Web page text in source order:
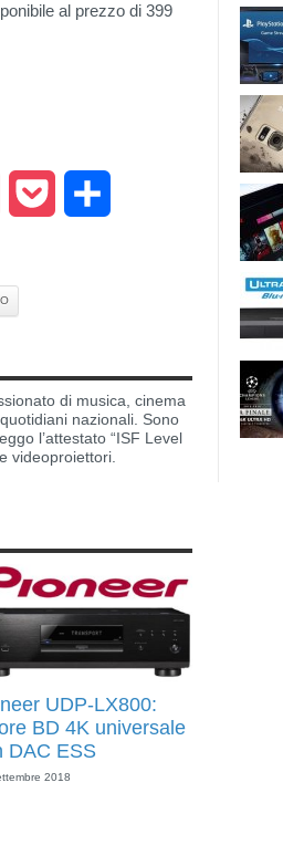
al prezzo di 399
FlipboardPocket
di musica, cinema
nazionali. Sono
l’attestato “ISF Level
videoproiettori.
UDP-LX800:
BD 4K universale
DAC ESS
2018